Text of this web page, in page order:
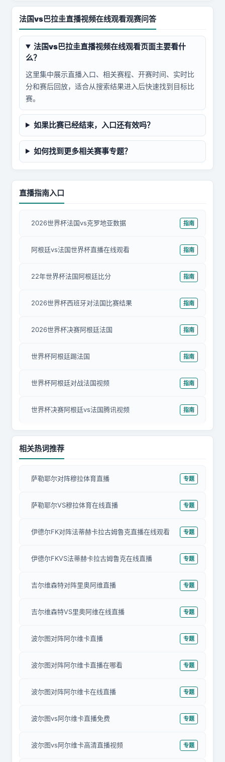
法国vs巴拉圭直播视频在线观看观赛问答
法国vs巴拉圭直播视频在线观看页面主要看什
么？
这里集中展示直播入口、相关赛程、开赛时间、实时比
分和赛后回放，适合从搜索结果进入后快速找到目标比
赛。
如果比赛已经结束，入口还有效吗？
如何找到更多相关赛事专题？
直播指南入口
2026世界杯法国vs克罗地亚数据 指南
阿根廷vs法国世界杯直播在线观看 指南
22年世界杯法国阿根廷比分 指南
2026世界杯西班牙对法国比赛结果 指南
2026世界杯决赛阿根廷法国 指南
世界杯阿根廷踢法国 指南
世界杯阿根廷对战法国视频 指南
世界杯决赛阿根廷vs法国腾讯视频 指南
相关热词推荐
萨勒耶尔对阵穆拉体育直播 专题
萨勒耶尔VS穆拉体育在线直播 专题
伊德尔FK对阵法蒂赫卡拉古姆鲁克直播在线观看 专题
伊德尔FKVS法蒂赫卡拉古姆鲁克在线直播 专题
吉尔维森特对阵里奥阿维直播 专题
吉尔维森特VS里奥阿维在线直播 专题
波尔图对阵阿尔维卡直播 专题
波尔图对阵阿尔维卡直播在哪看 专题
波尔图对阵阿尔维卡在线直播 专题
波尔图vs阿尔维卡直播免费 专题
波尔图vs阿尔维卡高清直播视频 专题